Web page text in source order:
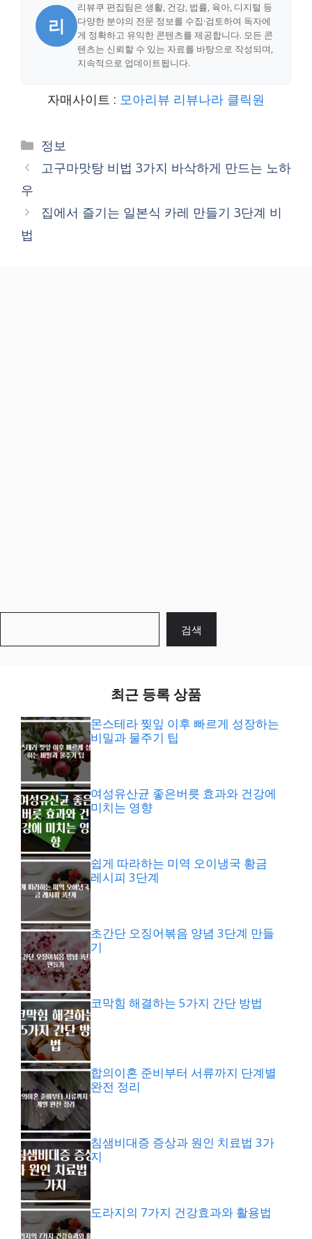
리
리뷰쿠 편집팀은 생활, 건강, 법률, 육아, 디지털 등
다양한 분야의 전문 정보를 수집·검토하여 독자에
게 정확하고 유익한 콘텐츠를 제공합니다. 모든 콘
텐츠는 신뢰할 수 있는 자료를 바탕으로 작성되며,
지속적으로 업데이트됩니다.
자매사이트 : 모아리뷰 리뷰나라 클릭원
Categories
정보
고구마맛탕 비법 3가지 바삭하게 만드는 노하
우
집에서 즐기는 일본식 카레 만들기 3단계 비
법
검색
최근 등록 상품
몬스테라 찢잎 이후 빠르게 성장하는
비밀과 물주기 팁
여성유산균 좋은버릇 효과와 건강에
미치는 영향
쉽게 따라하는 미역 오이냉국 황금
레시피 3단계
초간단 오징어볶음 양념 3단계 만들
기
코막힘 해결하는 5가지 간단 방법
합의이혼 준비부터 서류까지 단계별
완전 정리
침샘비대증 증상과 원인 치료법 3가
지
도라지의 7가지 건강효과와 활용법